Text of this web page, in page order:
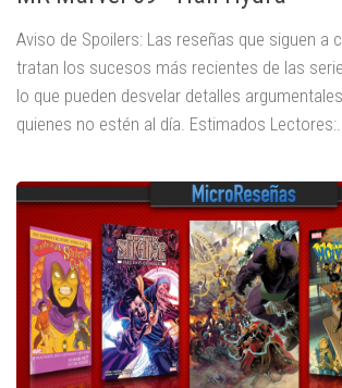
Aviso de Spoilers: Las reseñas que siguen a
tratan los sucesos más recientes de las
lo que pueden desvelar detalles
quienes no estén al día. Estimados Lectores:...